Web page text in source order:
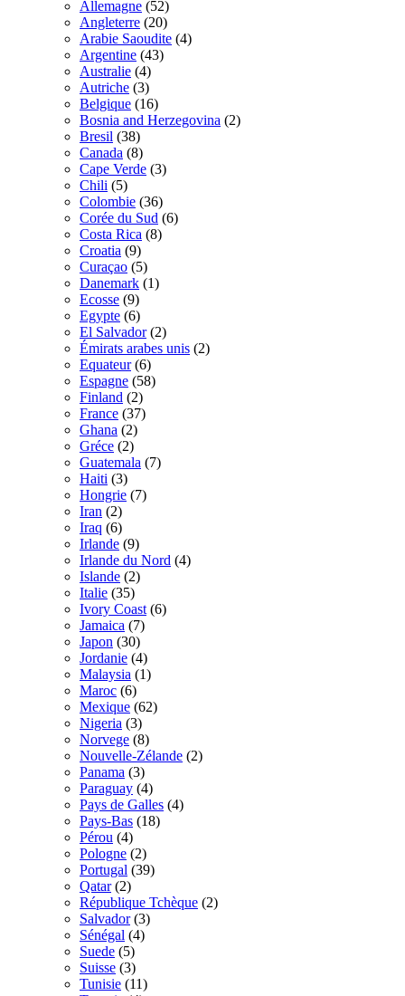
Allemagne (52)
Angleterre (20)
Arabie Saoudite (4)
Argentine (43)
Australie (4)
Autriche (3)
Belgique (16)
Bosnia and Herzegovina (2)
Bresil (38)
Canada (8)
Cape Verde (3)
Chili (5)
Colombie (36)
Corée du Sud (6)
Costa Rica (8)
Croatia (9)
Curaçao (5)
Danemark (1)
Ecosse (9)
Egypte (6)
El Salvador (2)
Émirats arabes unis (2)
Equateur (6)
Espagne (58)
Finland (2)
France (37)
Ghana (2)
Gréce (2)
Guatemala (7)
Haiti (3)
Hongrie (7)
Iran (2)
Iraq (6)
Irlande (9)
Irlande du Nord (4)
Islande (2)
Italie (35)
Ivory Coast (6)
Jamaica (7)
Japon (30)
Jordanie (4)
Malaysia (1)
Maroc (6)
Mexique (62)
Nigeria (3)
Norvege (8)
Nouvelle-Zélande (2)
Panama (3)
Paraguay (4)
Pays de Galles (4)
Pays-Bas (18)
Pérou (4)
Pologne (2)
Portugal (39)
Qatar (2)
République Tchèque (2)
Salvador (3)
Sénégal (4)
Suede (5)
Suisse (3)
Tunisie (11)